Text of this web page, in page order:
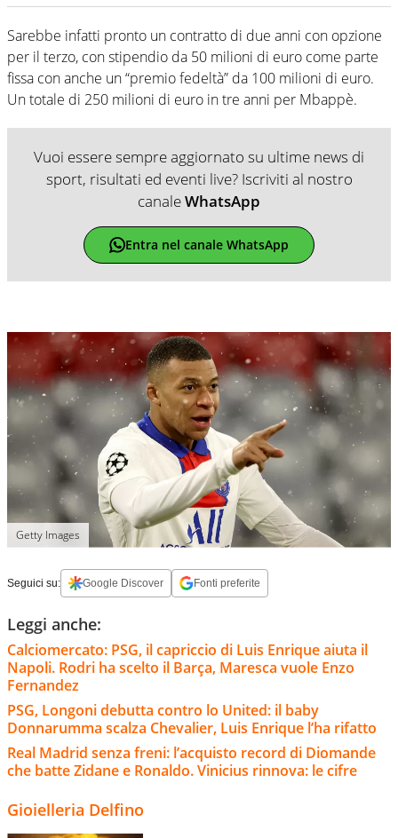
Sarebbe infatti pronto un contratto di due anni con opzione
per il terzo, con stipendio da 50 milioni di euro come parte
fissa con anche un “premio fedeltà” da 100 milioni di euro.
Un totale di 250 milioni di euro in tre anni per Mbappè.
Vuoi essere sempre aggiornato su ultime news di
sport, risultati ed eventi live? Iscriviti al nostro
canaleWhatsApp
Entra nel canale WhatsApp
Getty Images
Seguici su: Google Discover Fonti preferite
Leggi anche:
Calciomercato: PSG, il capriccio di Luis Enrique aiuta il
Napoli. Rodri ha scelto il Barça, Maresca vuole Enzo
Fernandez
PSG, Longoni debutta contro lo United: il baby
Donnarumma scalza Chevalier, Luis Enrique l’ha rifatto
Real Madrid senza freni: l’acquisto record di Diomande
che batte Zidane e Ronaldo. Vinicius rinnova: le cifre
Gioielleria Delfino